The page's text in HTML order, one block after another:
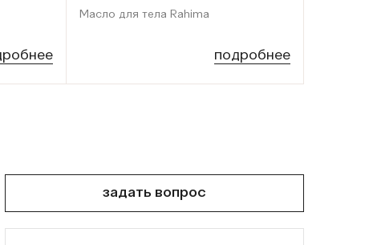
Масло для тела Rahima
подробнее
задать вопрос